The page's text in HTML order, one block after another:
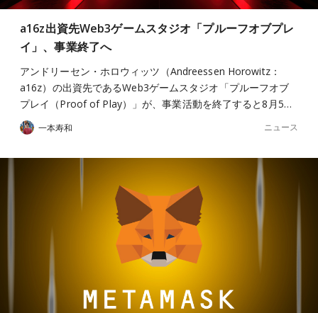
a16z出資先Web3ゲームスタジオ「プルーフオブプレ
イ」、事業終了へ
アンドリーセン・ホロウィッツ（Andreessen Horowitz：
a16z）の出資先であるWeb3ゲームスタジオ「プルーフオブ
プレイ（Proof of Play）」が、事業活動を終了すると8月5…
一本寿和 ニュース